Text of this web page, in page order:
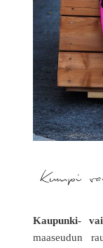
Kaupunki-
maaseudun